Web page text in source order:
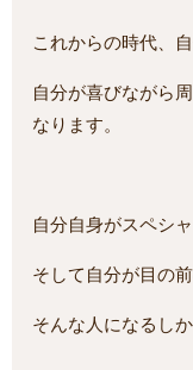
これからの時代、
自分が喜びながら
なります。
自分自身がスペシ
そして自分が目の
そんな人になるし